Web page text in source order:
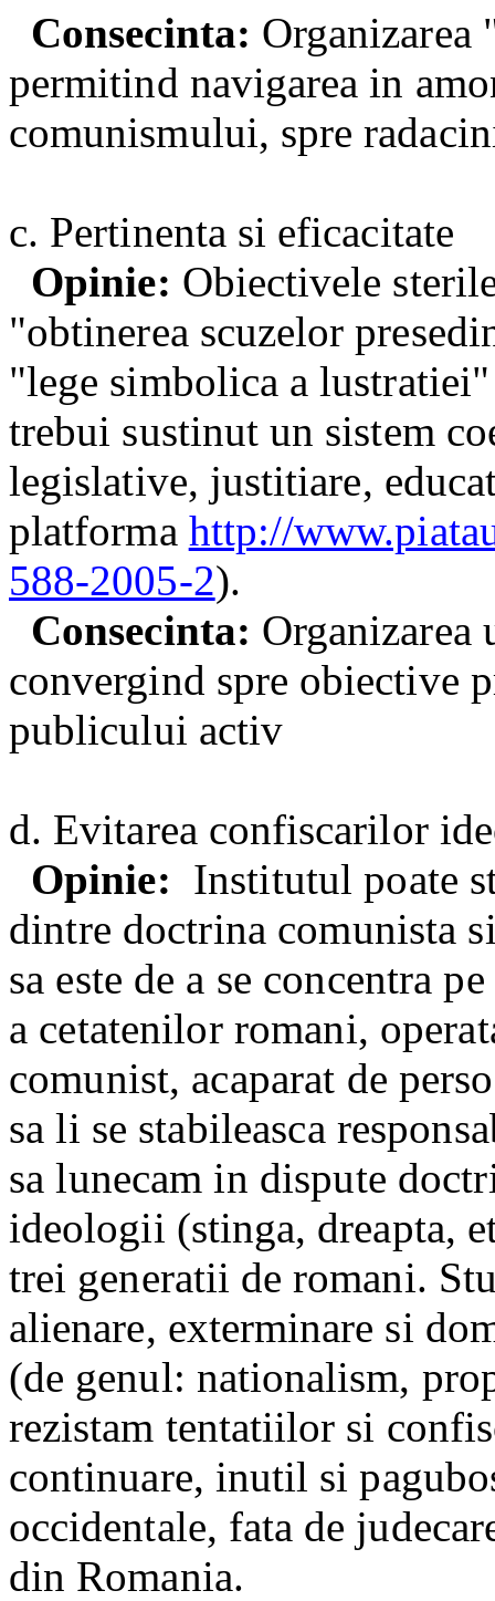
Consecinta: Organizarea
permitind navigarea in
comunismului, spre
c. Pertinenta si eficacitate
Opinie: Obiectivele
"obtinerea scuzelor
"lege simbolica a
trebui sustinut un sistem
legislative, justitiare,
platforma http://
588-2005-2).
Consecinta: Organizarea
convergind spre obiective
publicului activ
d. Evitarea confiscarilor
Opinie: Institutul poate
dintre doctrina comunista
sa este de a se concentra
a cetatenilor romani,
comunist, acaparat de
sa li se stabileasca
sa lunecam in dispute
ideologii (stinga, dreapta,
trei generatii de romani.
alienare, exterminare si
(de genul: nationalism,
rezistam tentatiilor si
continuare, inutil si
occidentale, fata de
din Romania.